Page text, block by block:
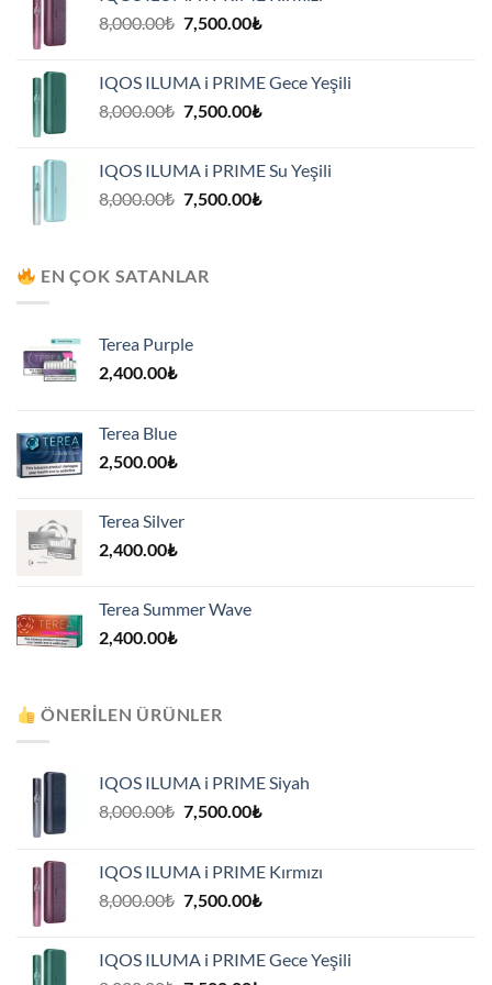
8,000.00₺ Orijinal
7,500.00₺Şu
7,500.00₺.
IQOS ILUMA i PRIME Gece Yeşili
8,000.00₺ Orijinal
7,500.00₺Şu
7,500.00₺.
IQOS ILUMA i PRIME Su Yeşili
8,000.00₺ Orijinal
7,500.00₺Şu
EN ÇOK SATANLAR
Terea Purple
2,400.00₺
Terea Blue
2,500.00₺
Terea Silver
2,400.00₺
Terea Summer Wave
2,400.00₺
ÖNERILEN ÜRÜNLER
IQOS ILUMA i PRIME Siyah
8,000.00₺ Orijinal
7,500.00₺Şu
7,500.00₺.
IQOS ILUMA i PRIME Kırmızı
8,000.00₺ Orijinal
7,500.00₺Şu
7,500.00₺.
IQOS ILUMA i PRIME Gece Yeşili